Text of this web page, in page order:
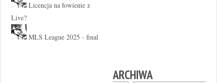
Licencja na łowienie z
Live?
MLS League 2025 - final
ARCHIWA